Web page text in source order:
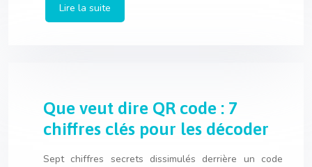
Lire la suite
Que veut dire QR code : 7
chiffres clés pour les décoder
Sept chiffres secrets dissimulés derrière un code